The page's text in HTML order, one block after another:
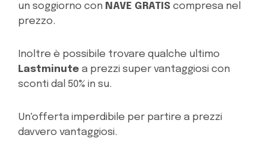
un soggiorno con NAVE GRATIS compresa nel
prezzo.
Inoltre è possibile trovare qualche ultimo
Lastminute a prezzi super vantaggiosi con
sconti dal 50% in su.
Un'offerta imperdibile per partire a prezzi
davvero vantaggiosi.